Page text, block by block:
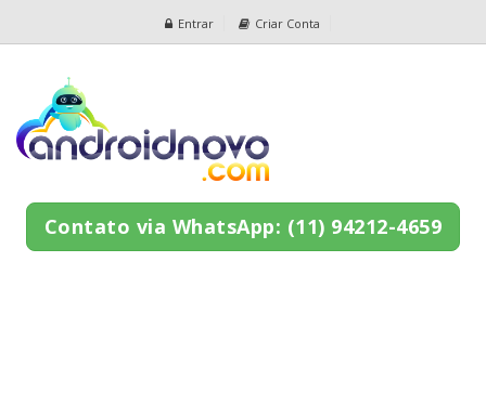
Entrar Criar Conta
Contato via WhatsApp: (11) 94212-4659